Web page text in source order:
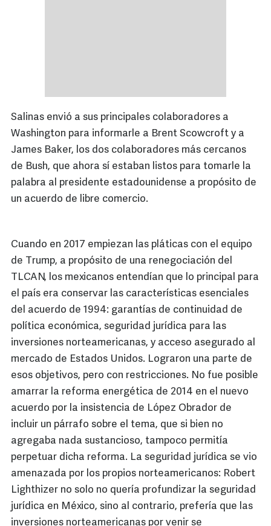
Salinas envió a sus principales colaboradores a
Washington para informarle a Brent Scowcroft y a
James Baker, los dos colaboradores más cercanos
de Bush, que ahora sí estaban listos para tomarle la
palabra al presidente estadounidense a propósito de
un acuerdo de libre comercio.
Cuando en 2017 empiezan las pláticas con el equipo
de Trump, a propósito de una renegociación del
TLCAN, los mexicanos entendían que lo principal para
el país era conservar las características esenciales
del acuerdo de 1994: garantías de continuidad de
política económica, seguridad jurídica para las
inversiones norteamericanas, y acceso asegurado al
mercado de Estados Unidos. Lograron una parte de
esos objetivos, pero con restricciones. No fue posible
amarrar la reforma energética de 2014 en el nuevo
acuerdo por la insistencia de López Obrador de
incluir un párrafo sobre el tema, que si bien no
agregaba nada sustancioso, tampoco permitía
perpetuar dicha reforma. La seguridad jurídica se vio
amenazada por los propios norteamericanos: Robert
Lighthizer no solo no quería profundizar la seguridad
jurídica en México, sino al contrario, prefería que las
inversiones norteamericanas por venir se